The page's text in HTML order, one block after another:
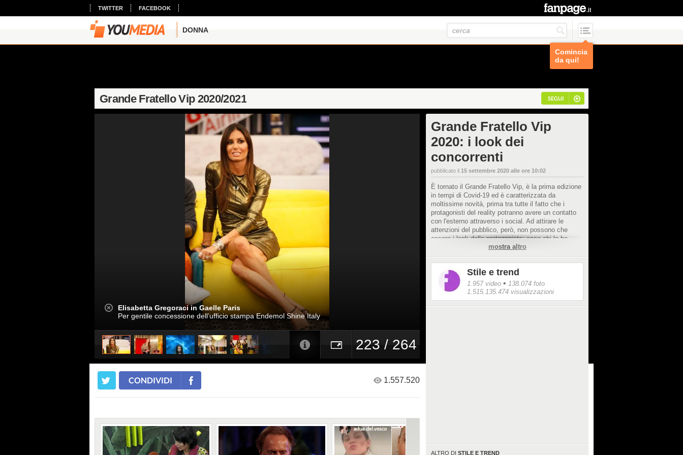
TWITTER FACEBOOK
DONNA
Comincia
da qui!
Grande Fratello Vip 2020/2021 SEGUI
Elisabetta Gregoraci in Gaelle Paris
Per gentile concessione dell’ufficio stampa Endemol Shine Italy
223 / 264
Grande Fratello Vip
2020: i look dei
concorrenti
pubblicato il 15 settembre 2020 alle ore 10:02
È tornato il Grande Fratello Vip, è la prima edizione
in tempi di Covid-19 ed è caratterizzata da
moltissime novità, prima tra tutte il fatto che i
protagonisti del reality potranno avere un contatto
con l'esterno attraverso i social. Ad attirare le
attenzioni del pubblico, però, non possono che
essere i look delle protagoniste: ecco chi le ha
mostra altro
Stile e trend
1.957 video • 138.074 foto
1.515.135.474 visualizzazioni
ALTRO DI STILE E TREND
CONDIVIDI 1.557.520